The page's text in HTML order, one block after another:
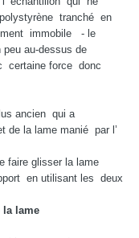
tranché en
immobile - le
au-dessus de
certaine force donc
ancien qui a
de la lame manié par l’
faire glisser la lame
en utilisant les deux
la lame